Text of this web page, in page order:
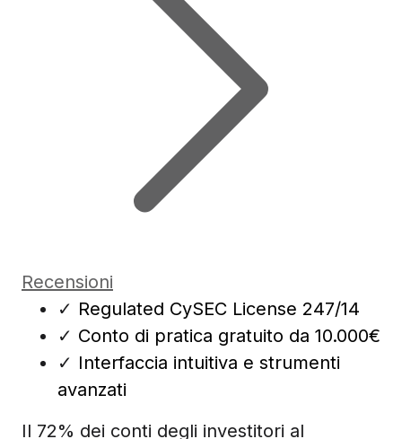
Recensioni
✓ Regulated CySEC License 247/14
✓ Conto di pratica gratuito da 10.000€
✓ Interfaccia intuitiva e strumenti
avanzati
Il 72% dei conti degli investitori al